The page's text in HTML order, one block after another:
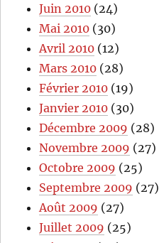
Juin 2010 (24)
Mai 2010 (30)
Avril 2010 (12)
Mars 2010 (28)
Février 2010 (19)
Janvier 2010 (30)
Décembre 2009 (28)
Novembre 2009 (27)
Octobre 2009 (25)
Septembre 2009 (27)
Août 2009 (27)
Juillet 2009 (25)